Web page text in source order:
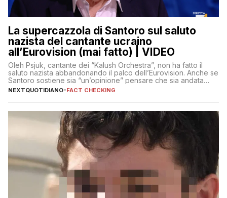
La supercazzola di Santoro sul saluto
nazista del cantante ucraino
all’Eurovision (mai fatto) | VIDEO
Oleh Psjuk, cantante dei “Kalush Orchestra”, non ha fatto il
saluto nazista abbandonando il palco dell’Eurovision. Anche se
Santoro sostiene sia “un’opinione” pensare che sia andata
così
NEXTQUOTIDIANO-FACT CHECKING